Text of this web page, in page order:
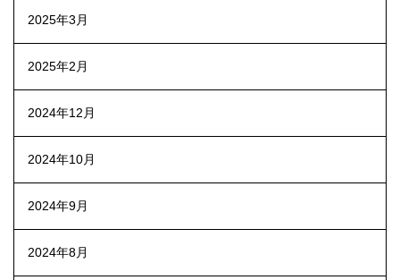
2025年3月
2025年2月
2024年12月
2024年10月
2024年9月
2024年8月